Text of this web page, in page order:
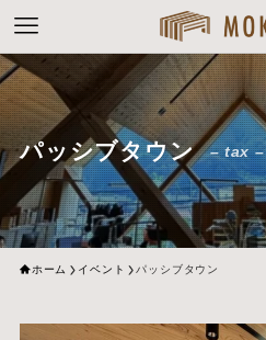
パッシブタウン – tax –
ホーム イベント パッシブタウン